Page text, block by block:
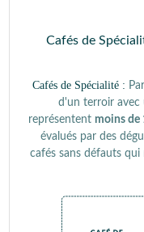
Cafés de
Cafés de Spécialité :
d'un terroir avec
représentent moins de
évalués par des
cafés sans défauts